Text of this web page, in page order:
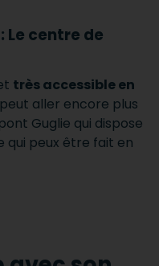
Le centre de
très accessible en
aller encore plus
Guglie qui dispose
qui peux être fait en